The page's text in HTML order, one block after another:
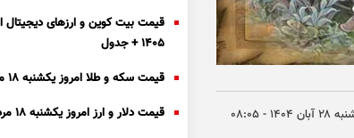
۱۴۰۴ - ۰۸:۰۵
۱۴۰۵ + جدول
قیمت سکه و طلا امروز یکشنبه ۱۸ مرداد ۱۴۰۵ + جدول
قیمت دلار و ارز امروز یکشنبه ۱۸ مرداد ۱۴۰۵ + جدول